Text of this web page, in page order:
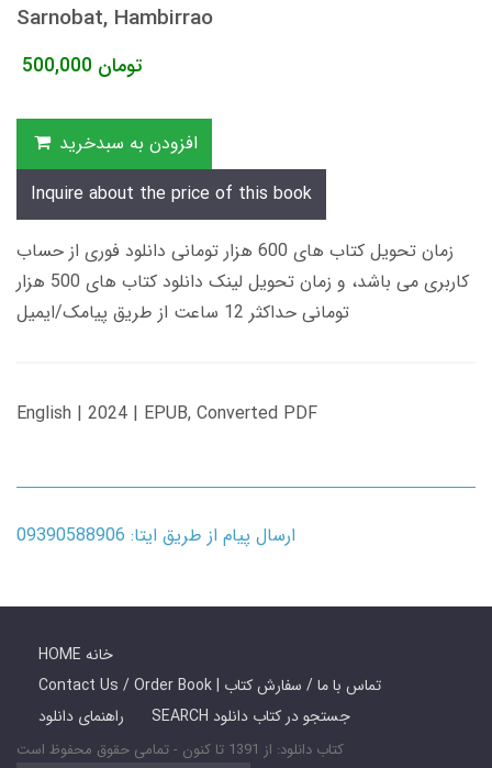
Sarnobat, Hambirrao
500,000 تومان
افزودن به سبدخرید
Inquire about the price of this book
زمان تحویل کتاب های 600 هزار تومانی دانلود فوری از حساب
کاربری می باشد، و زمان تحویل لینک دانلود کتاب های 500 هزار
تومانی حداکثر 12 ساعت از طریق پیامک/ایمیل
English | 2024 | EPUB, Converted PDF
ارسال پیام از طریق ایتا: 09390588906
HOME خانه
Contact Us / Order Book | تماس با ما / سفارش کتاب
راهنمای دانلود
SEARCH جستجو در کتاب دانلود
کتاب دانلود: از 1391 تا کنون - تمامی حقوق محفوظ است